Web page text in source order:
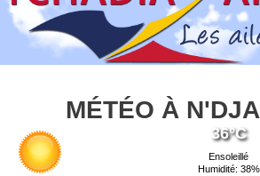
MÉTÉO À
36°C
Ensoleillé
Humidité: 38%